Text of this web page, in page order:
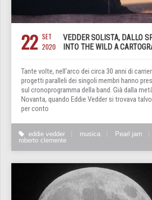
22 SET
2020
VEDDER SOLISTA, DALLO
INTO THE WILD A
Tante volte, nell’arco dei circa 30 anni di
progetti paralleli dei singoli membri hanno
sul cronoprogramma della band. Già dalla
Novanta, quando Eddie Vedder si trovava
per conto
eddie vedder musica
Pearl jam
roberto clemente